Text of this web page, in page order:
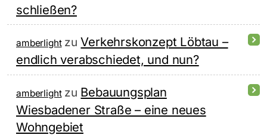
schließen?
amberlightzuVerkehrskonzept Löbtau –
endlich verabschiedet, und nun?
amberlightzu Bebauungsplan
Wiesbadener Straße – eine neues
Wohngebiet